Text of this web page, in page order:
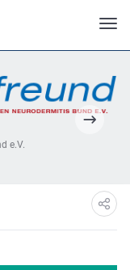
e.V.